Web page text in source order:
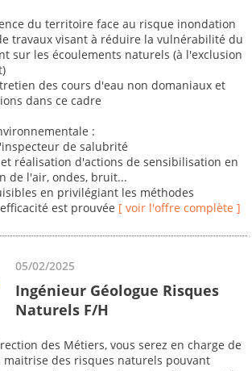
du territoire face au risque inondation
travaux visant à réduire la vulnérabilité du
sur les écoulements naturels (à l'exclusion
des cours d'eau non domaniaux et
dans ce cadre
:
de salubrité
réalisation d'actions de sensibilisation en
de l'air, ondes, bruit...
en privilégiant les méthodes
est prouvée [ voir l'offre complète ]
05/02/2025
Ingénieur Géologue Risques
Naturels F/H
des Métiers, vous serez en charge de
maitrise des risques naturels pouvant